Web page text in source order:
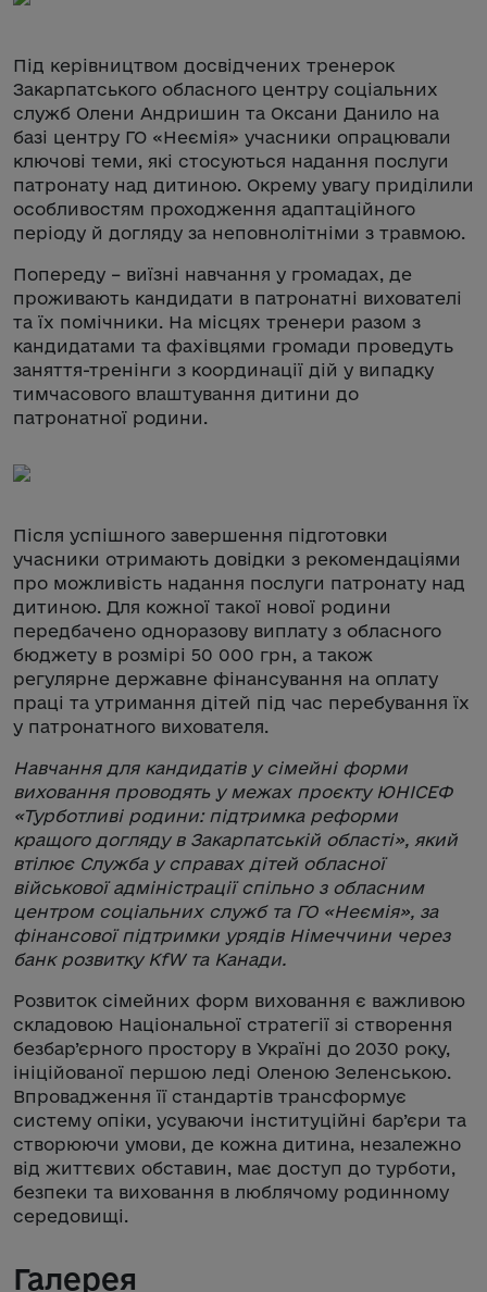
Під керівництвом досвідчених тренерок
Закарпатського обласного центру соціальних
служб Олени Андришин та Оксани Данило на
базі центру ГО «Неємія» учасники опрацювали
ключові теми, які стосуються надання послуги
патронату над дитиною. Окрему увагу приділили
особливостям проходження адаптаційного
періоду й догляду за неповнолітніми з травмою.
Попереду – виїзні навчання у громадах, де
проживають кандидати в патронатні вихователі
та їх помічники. На місцях тренери разом з
кандидатами та фахівцями громади проведуть
заняття-тренінги з координації дій у випадку
тимчасового влаштування дитини до
патронатної родини.
Після успішного завершення підготовки
учасники отримають довідки з рекомендаціями
про можливість надання послуги патронату над
дитиною. Для кожної такої нової родини
передбачено одноразову виплату з обласного
бюджету в розмірі 50 000 грн, а також
регулярне державне фінансування на оплату
праці та утримання дітей під час перебування їх
у патронатного вихователя.
Навчання для кандидатів у сімейні форми
виховання проводять у межах проєкту ЮНІСЕФ
«Турботливі родини: підтримка реформи
кращого догляду в Закарпатській області», який
втілює Служба у справах дітей обласної
військової адміністрації спільно з обласним
центром соціальних служб та ГО «Неємія», за
фінансової підтримки урядів Німеччини через
банк розвитку KfW та Канади.
Розвиток сімейних форм виховання є важливою
складовою Національної стратегії зі створення
безбар’єрного простору в Україні до 2030 року,
ініційованої першою леді Оленою Зеленською.
Впровадження її стандартів трансформує
систему опіки, усуваючи інституційні бар’єри та
створюючи умови, де кожна дитина, незалежно
від життєвих обставин, має доступ до турботи,
безпеки та виховання в люблячому родинному
середовищі.
Галерея